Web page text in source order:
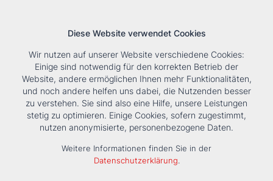
Tools Unternehmen Karriere KontaktSuche
HOME › PRODUKTE › KÄLTE/KLIMA › FANCOILS › DXB MB 61 E
DECKENKASSETTE
Diese Website verwendet Cookies
Wir nutzen auf unserer Website verschiedene Cookies:
Einige sind notwendig für den korrekten Betrieb der
Website, andere ermöglichen Ihnen mehr Funktionalitäten,
und noch andere helfen uns dabei, die Nutzenden besser
zu verstehen. Sie sind also eine Hilfe, unsere Leistungen
stetig zu optimieren. Einige Cookies, sofern zugestimmt,
nutzen anonymisierte, personenbezogene Daten.
Weitere Informationen finden Sie in der
Datenschutzerklärung.